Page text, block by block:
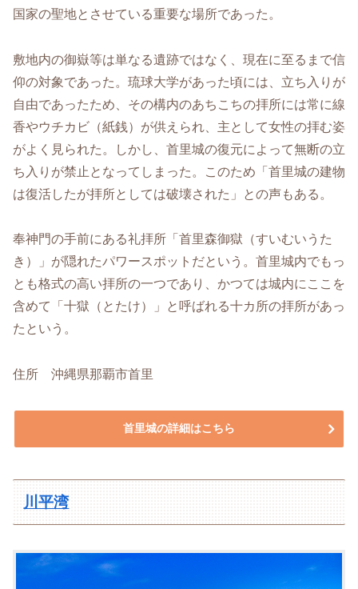
国家の聖地とさせている重要な場所であった。
敷地内の御嶽等は単なる遺跡ではなく、現在に至るまで信
仰の対象であった。琉球大学があった頃には、立ち入りが
自由であったため、その構内のあちこちの拝所には常に線
香やウチカビ（紙銭）が供えられ、主として女性の拝む姿
がよく見られた。しかし、首里城の復元によって無断の立
ち入りが禁止となってしまった。このため「首里城の建物
は復活したが拝所としては破壊された」との声もある。
奉神門の手前にある礼拝所「首里森御獄（すいむいうた
き）」が隠れたパワースポットだという。首里城内でもっ
とも格式の高い拝所の一つであり、かつては城内にここを
含めて「十獄（とたけ）」と呼ばれる十カ所の拝所があっ
たという。
住所 沖縄県那覇市首里
首里城の詳細はこちら
川平湾